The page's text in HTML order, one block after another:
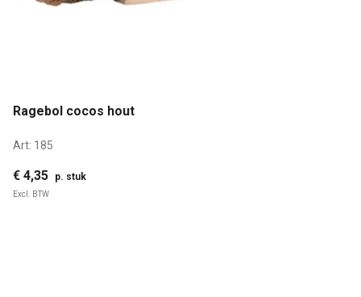
Ragebol cocos hout
Art: 185
€ 4,35 p. stuk
Excl. BTW